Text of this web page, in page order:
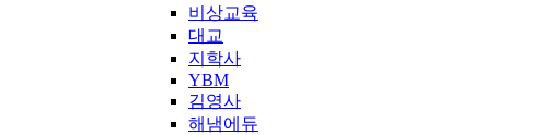
비상교육
대교
지학사
YBM
김영사
해냄에듀